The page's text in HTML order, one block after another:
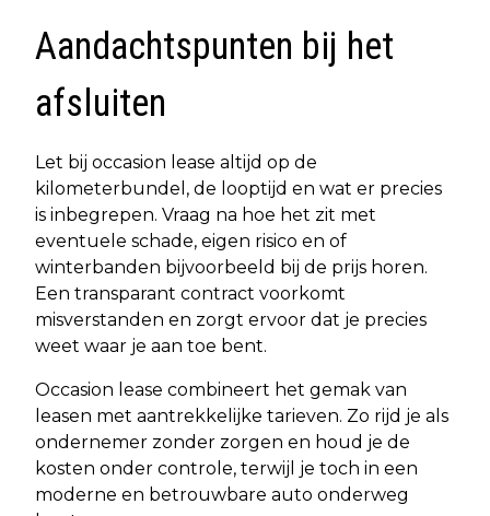
Aandachtspunten bij het
afsluiten
Let bij occasion lease altijd op de
kilometerbundel, de looptijd en wat er precies
is inbegrepen. Vraag na hoe het zit met
eventuele schade, eigen risico en of
winterbanden bijvoorbeeld bij de prijs horen.
Een transparant contract voorkomt
misverstanden en zorgt ervoor dat je precies
weet waar je aan toe bent.
Occasion lease combineert het gemak van
leasen met aantrekkelijke tarieven. Zo rijd je als
ondernemer zonder zorgen en houd je de
kosten onder controle, terwijl je toch in een
moderne en betrouwbare auto onderweg